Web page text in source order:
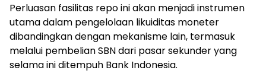
Perluasan fasilitas repo ini akan menjadi instrumen
utama dalam pengelolaan likuiditas moneter
dibandingkan dengan mekanisme lain, termasuk
melalui pembelian SBN dari pasar sekunder yang
selama ini ditempuh Bank Indonesia.